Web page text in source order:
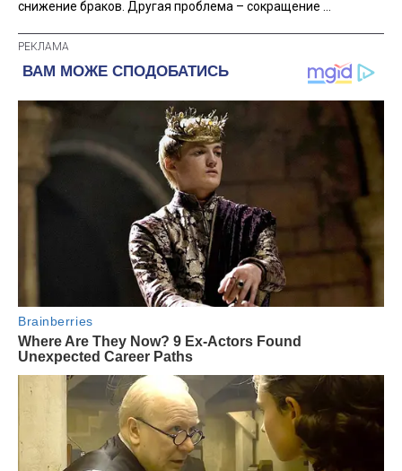
снижение браков. Другая проблема – сокращение ...